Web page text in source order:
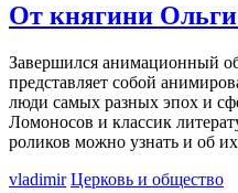
От княгини
Завершился анимационный
представляет собой
люди самых разных эпох и
Ломоносов и классик
роликов можно узнать и об
vladimir Церковь и общество